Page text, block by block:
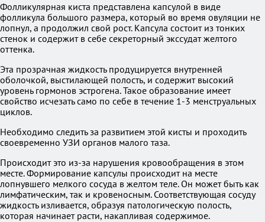
Фолликулярная киста представлена капсулой в виде
фолликула большого размера, который во время овуляции не
лопнул, а продолжил свой рост. Капсула состоит из тонких
стенок и содержит в себе секреторный экссудат желтого
оттенка.
Эта прозрачная жидкость продуцируется внутренней
оболочкой, выстилающей полость, и содержит высокий
уровень гормонов эстрогена. Такое образование имеет
свойство исчезать само по себе в течение 1-3 менструальных
циклов.
Необходимо следить за развитием этой кисты и проходить
своевременно УЗИ органов малого таза.
Происходит это из-за нарушения кровообращения в этом
месте. Формирование капсулы происходит на месте
лопнувшего мелкого сосуда в желтом теле. Он может быть как
лимфатическим, так и кровеносным. Соответствующая сосуду
жидкость изливается, образуя патологическую полость,
которая начинает расти, накапливая содержимое.